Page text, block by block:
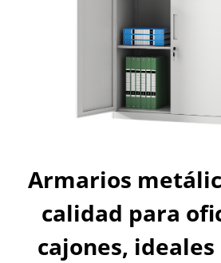
Armarios
calidad para
cajones,